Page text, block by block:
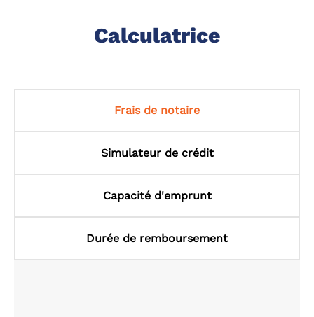
Calculatrice
Frais de notaire
Simulateur de crédit
Capacité d'emprunt
Durée de remboursement